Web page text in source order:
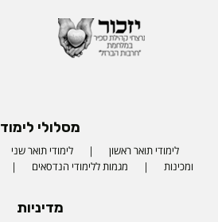
מסלולי לימוד
לימודי תואר ראשון לימודי תואר שני
ומכינות
מגמות ללימודי הנדסאים
מדיניות